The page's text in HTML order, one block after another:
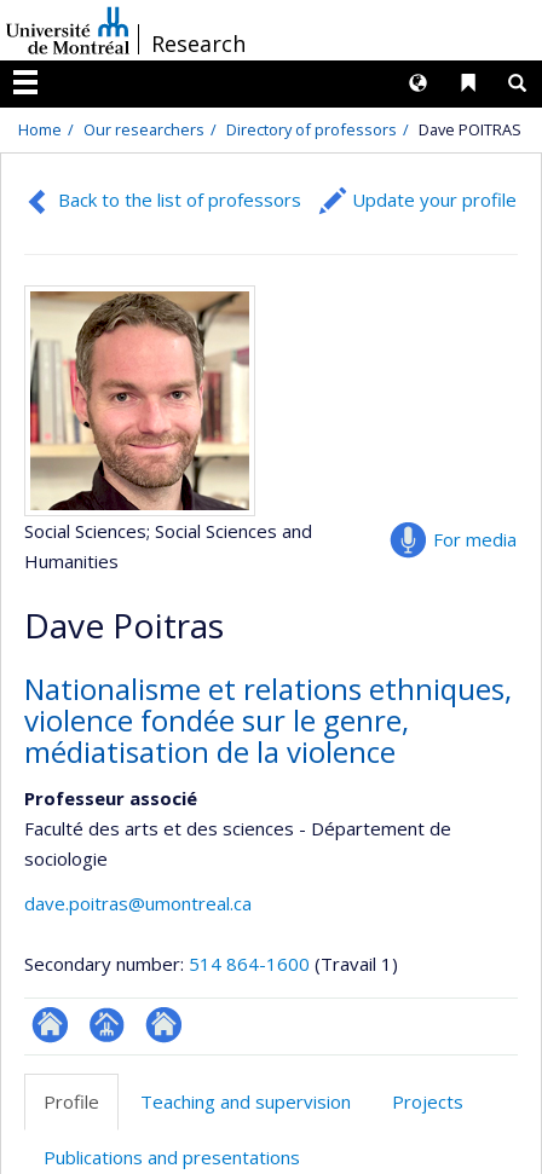
au
contenu
/Research
Menu
Liens
Langues
Home Our researchers Directory of professors Dave POITRAS
Back to the list of professors Update your profile
For media
Social Sciences; Social Sciences and
Humanities
Dave Poitras
Nationalisme et relations ethniques,
violence fondée sur le genre,
médiatisation de la violence
Professeur associé
Faculté des arts et des sciences - Département de
sociologie
dave.poitras@umontreal.ca
Secondary number: 514 864-1600 (Travail 1)
ResearchGate
Page
(faculté,département,école)
Autre
Profile Teaching and supervision Projects
Publications and presentations